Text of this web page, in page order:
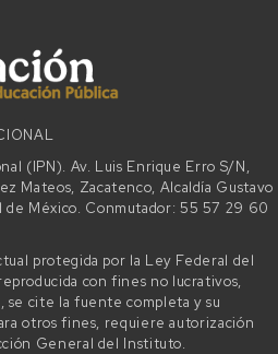
(IPN). Av. Luis Enrique Erro S/N,
Mateos, Zacatenco, Alcaldía Gustavo
de México. Conmutador: 55 57 29 60
protegida por la Ley Federal del
con fines no lucrativos,
se cite la fuente completa y su
otros fines, requiere autorización
General del Instituto.